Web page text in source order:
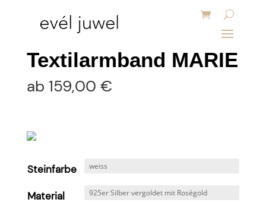
Textilarmband MARIE
ab 159,00 €
Steinfarbe
Material